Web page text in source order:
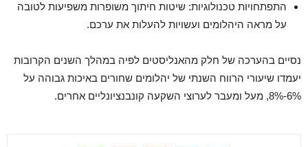
התפתחויות טכנולוגיות: שיטות חיתוך משופרות משפיעות לטובה
על מראה היהלומים ועשויות להעלות את ערכם.
נסיים בהערכה של חלק מהאנליסטים לפיה במהלך השנים הקרובות
יעמדו שיעורי הרווח השנתי של יהלומים שחורים באיכות גבוהה על
6%-8%, מעל ומעבר לערוצי השקעה קונבנציונליים אחרים.